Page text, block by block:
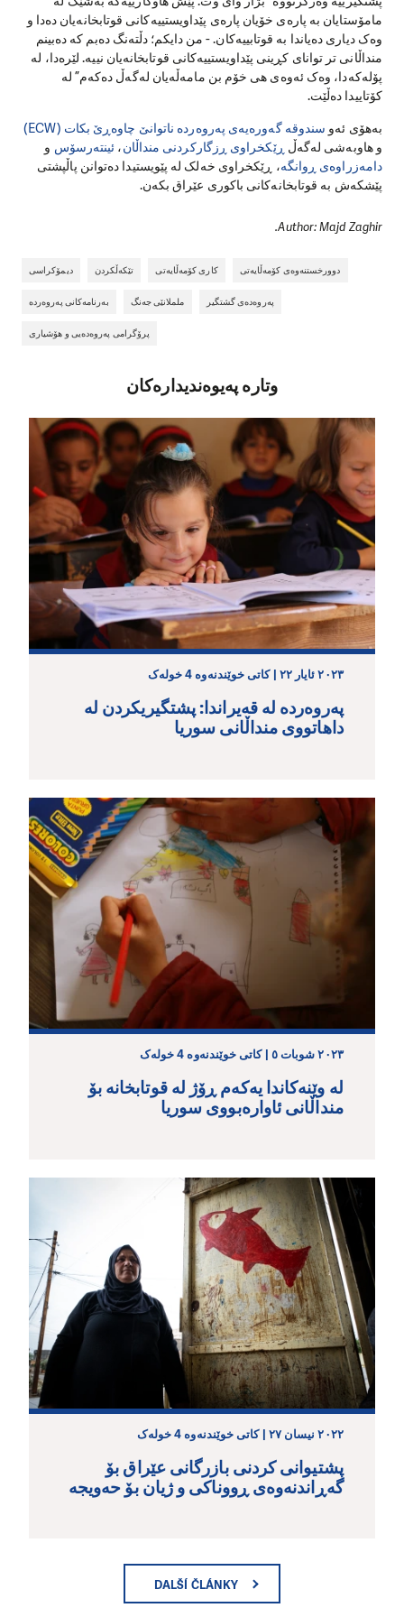
مامۆستایان بە پارەی خۆیان پارەی پێداویستییەکانی قوتابخانەیان دەدا و
وەک دیاری دەیاندا بە قوتابییەکان. - من دایکم؛ دڵتەنگ دەبم کە دەبینم
منداڵانی تر توانای کڕینی پێداویستییەکانی قوتابخانەیان نییە. لێرەدا، لە
پۆلەکەدا، وەک ئەوەی هی خۆم بن مامەڵەیان لەگەڵ دەکەم” لە
کۆتاییدا دەڵێت.
بەهۆی ئەو سندوقە گەورەیەی پەروەردە ناتوانێ چاوەڕێ بکات (ECW)
و هاوبەشی لەگەڵ ڕێکخراوی ڕزگارکردنی منداڵان، ئینتەرسۆس و
دامەزراوەی ڕوانگە، ڕێکخراوی خەلک لە پێویستیدا دەتوانن پاڵپشتی
پێشکەش بە قوتابخانەکانی باکوری عێراق بکەن.
Author: Majd Zaghir.
دیمۆکراسی تێکەڵکردن کاری کۆمەڵایەتی دوورخستنەوەی کۆمەڵایەتی
بەرنامەکانی پەروەردە ململانێی جەنگ پەروەدەی گشتگیر
پرۆگرامی پەروەدەیی و هۆشیاری
وتارە پەیوەندیدارەکان
٢٠٢٣ ئایار ٢٢ | کاتی خوێندنەوە 4 خولەک
پەروەردە لە قەیراندا: پشتگیریکردن لە
داهاتووی منداڵانی سوریا
٢٠٢٣ شوبات ٥ | کاتی خوێندنەوە 4 خولەک
لە وێنەکاندا یەکەم ڕۆژ لە قوتابخانە بۆ
منداڵانی ئاوارەبووی سوریا
٢٠٢٢ نیسان ٢٧ | کاتی خوێندنەوە 4 خولەک
پشتیوانی کردنی بازرگانی عێراق بۆ
گەڕاندنەوەی ڕووناکی و ژیان بۆ حەویجە
DALŠÍ ČLÁNKY